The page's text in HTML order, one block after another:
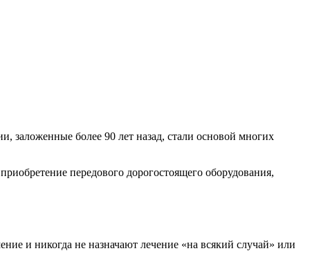
заложенные более 90 лет назад, стали основой многих
передового дорогостоящего оборудования,
и никогда не назначают лечение «на всякий случай» или